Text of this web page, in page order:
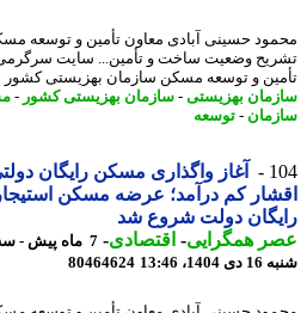
حسینی آبادی معاون تأمین و توسعه مسکن
وضعیت ساخت و تأمین... سایت سرگرمی
و توسعه مسکن سازمان بهزیستی کشور با
بهزیستی-سازمان بهزیستی کشور-
-توسعه
آغاز واگذاری مسکن رایگان دولتی
کم درآمد؛ عرضه مسکن استیجاری و
دولت شروع شد
همگرایی -اقتصادی- 7 ماه پیش - سه
13:46
80464624